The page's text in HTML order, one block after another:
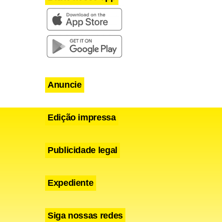
seja, na
minha
no
e
Anuncie
Edição impressa
Publicidade legal
Expediente
Siga nossas redes